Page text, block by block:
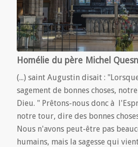
Homélie du père Michel
(...) saint Augustin disait :
sagement de bonnes choses,
Dieu. " Prêtons-nous donc à
notre tour, dire des bonnes
Nous n'avons peut-être pas
humains, mais la sagesse qui